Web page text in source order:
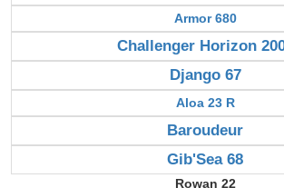
Armor 680
Challenger Horizon
Django 67
Aloa 23 R
Baroudeur
Gib'Sea 68
Rowan 22